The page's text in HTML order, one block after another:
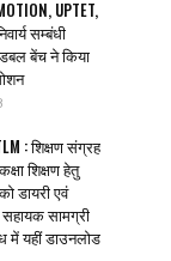
UPTET,
सम्बंधी
बेंच ने किया
: शिक्षण संग्रह
शिक्षण हेतु
डायरी एवं
सामग्री
यहीं डाउनलोड